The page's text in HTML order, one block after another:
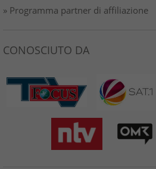
» Programma partner di affiliazione
CONOSCIUTO DA